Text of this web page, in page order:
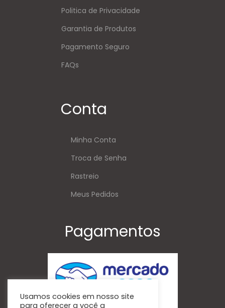
Politica de Privacidade
Garantia de Produtos
Pagamento Seguro
FAQs
Conta
Minha Conta
Troca de Senha
Rastreio
Meus Pedidos
Pagamentos
Usamos cookies em nosso site
para oferecer a você a